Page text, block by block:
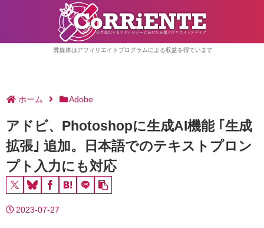
弊媒体はアフィリエイトプログラムによる収益を得ています
ホーム Adobe
アドビ、Photoshopに生成AI機能 ｢生成
拡張｣ 追加。日本語でのテキストプロン
プト入力にも対応
2023-07-27